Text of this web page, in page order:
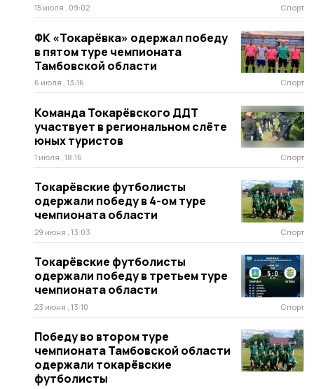
15 июля , 09:02 Спорт
ФК «Токарёвка» одержал победу
в пятом туре чемпионата
Тамбовской области
6 июля , 13:16 Спорт
Команда Токарёвского ДДТ
участвует в региональном слёте
юных туристов
1 июля , 18:16 Спорт
Токарёвские футболисты
одержали победу в 4-ом туре
чемпионата области
29 июня , 13:03 Спорт
Токарёвские футболисты
одержали победу в третьем туре
чемпионата области
23 июня , 13:10 Спорт
Победу во втором туре
чемпионата Тамбовской области
одержали токарёвские
футболисты